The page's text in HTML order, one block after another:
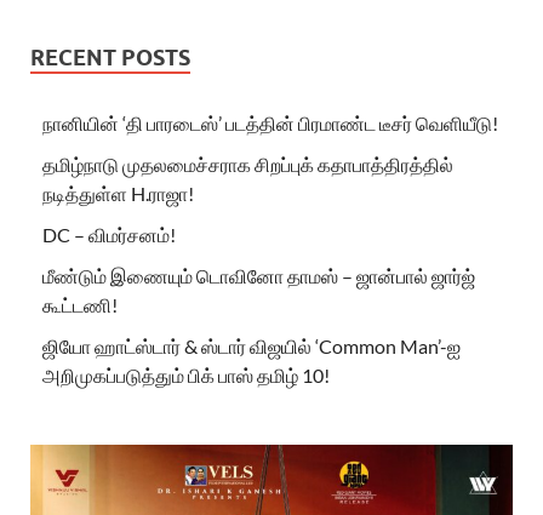
RECENT POSTS
நானியின் ‘தி பாரடைஸ்’ படத்தின் பிரமாண்ட டீசர் வெளியீடு!
தமிழ்நாடு முதலமைச்சராக சிறப்புக் கதாபாத்திரத்தில்
நடித்துள்ள H.ராஜா!
DC – விமர்சனம்!
மீண்டும் இணையும் டொவினோ தாமஸ் – ஜான்பால் ஜார்ஜ்
கூட்டணி!
ஜியோ ஹாட்ஸ்டார் & ஸ்டார் விஜயில் ‘Common Man’-ஐ
அறிமுகப்படுத்தும் பிக் பாஸ் தமிழ் 10!